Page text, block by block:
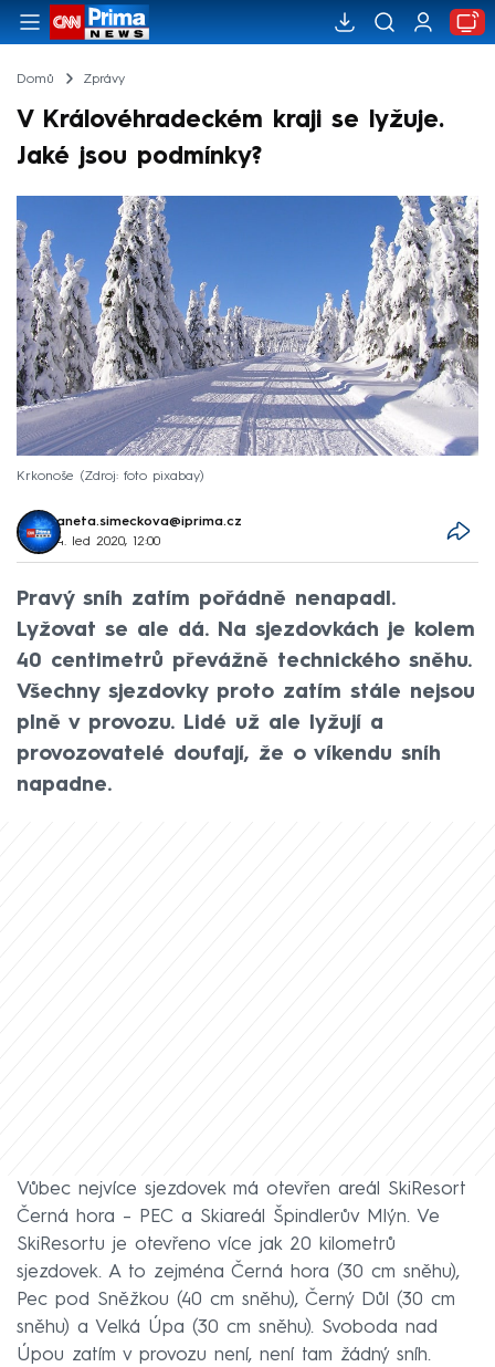
Domů Zprávy
V Královéhradeckém kraji se lyžuje.
Jaké jsou podmínky?
Krkonoše Zdroj: foto pixabay
aneta.simeckova@iprima.cz
4. led 2020, 12:00
Pravý sníh zatím pořádně nenapadl.
Lyžovat se ale dá. Na sjezdovkách je kolem
40 centimetrů převážně technického sněhu.
Všechny sjezdovky proto zatím stále nejsou
plně v provozu. Lidé už ale lyžují a
provozovatelé doufají, že o víkendu sníh
napadne.
Vůbec nejvíce sjezdovek má otevřen areál SkiResort
Černá hora – PEC a Skiareál Špindlerův Mlýn. Ve
SkiResortu je otevřeno více jak 20 kilometrů
sjezdovek. A to zejména Černá hora (30 cm sněhu),
Pec pod Sněžkou (40 cm sněhu), Černý Důl (30 cm
sněhu) a Velká Úpa (30 cm sněhu). Svoboda nad
Úpou zatím v provozu není, není tam žádný sníh.